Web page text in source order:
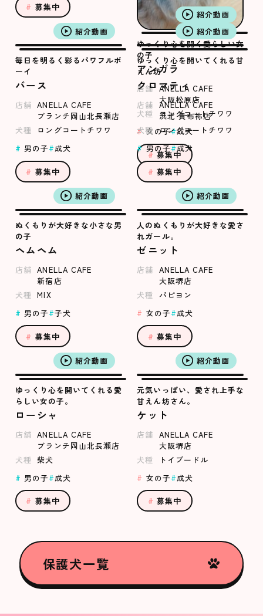
募集中
紹介動画
ゆっくり心を開く愛らしい女
の子
アンガラ
店舗 ANELLA CAFE
大阪松原店
犬種
ロングコートチワワ
女の子 成犬
募集中
紹介動画
毎日を明るく彩るパワフルボ
ーイ
バース
店舗 ANELLA CAFE
ブランチ岡山北長瀬店
犬種
ロングコートチワワ
男の子
成犬
募集中
紹介動画
ゆっくり心を開いてくれる甘
えん坊
クロマティ
店舗 ANELLA CAFE
浜北 貴布祢店
犬種 ロングコートチワワ
男の子 成犬
募集中
紹介動画
ぬくもりが大好きな小さな男
の子
ヘムヘム
店舗 ANELLA CAFE
新宿店
犬種
MIX
男の子
子犬
募集中
紹介動画
人のぬくもりが大好きな愛さ
れガール。
ゼニット
店舗 ANELLA CAFE
大阪堺店
犬種
パピヨン
女の子
成犬
募集中
紹介動画
ゆっくり心を開いてくれる愛
らしい女の子。
ローシャ
店舗 ANELLA CAFE
ブランチ岡山北長瀬店
犬種
柴犬
男の子
成犬
募集中
紹介動画
元気いっぱい、愛され上手な
甘えん坊さん。
ケット
店舗 ANELLA CAFE
大阪堺店
犬種
トイプードル
女の子
成犬
募集中
保護犬一覧